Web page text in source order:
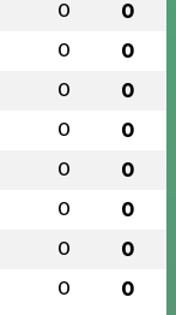
0 0
0 0
0 0
0 0
0 0
0 0
0 0
0 0